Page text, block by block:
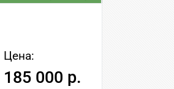
Цена:
185 000 р.